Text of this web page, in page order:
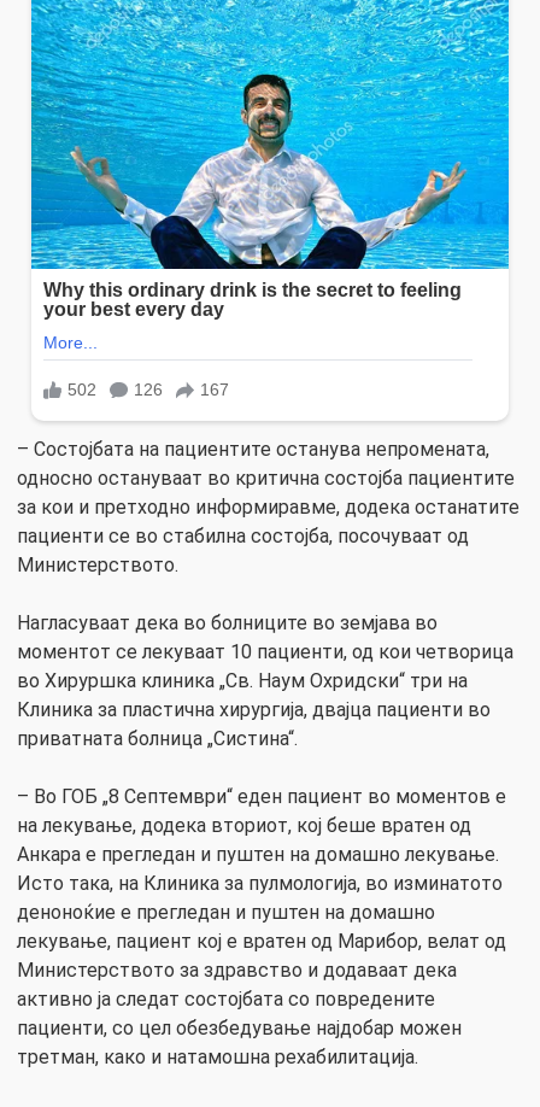
– Состојбата на пациентите останува непромената,
односно остануваат во критична состојба пациентите
за кои и претходно информиравме, додека останатите
пациенти се во стабилна состојба, посочуваат од
Министерството.
Нагласуваат дека во болниците во земјава во
моментот се лекуваат 10 пациенти, од кои четворица
во Хируршка клиника „Св. Наум Охридски“ три на
Клиника за пластична хирургија, двајца пациенти во
приватната болница „Систина“.
– Во ГОБ „8 Септември“ еден пациент во моментов е
на лекување, додека вториот, кој беше вратен од
Анкара е прегледан и пуштен на домашно лекување.
Исто така, на Клиника за пулмологија, во изминатото
деноноќие е прегледан и пуштен на домашно
лекување, пациент кој е вратен од Марибор, велат од
Министерството за здравство и додаваат дека
активно ја следат состојбата со повредените
пациенти, со цел обезбедување најдобар можен
третман, како и натамошна рехабилитација.